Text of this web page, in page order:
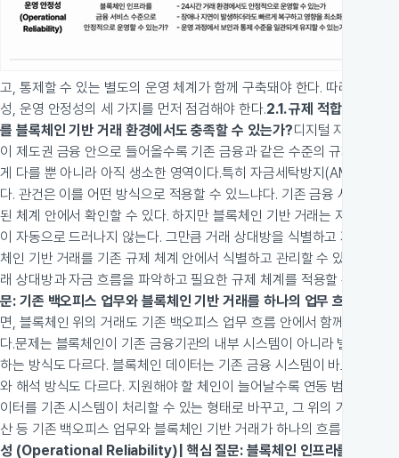
고, 통제할 수 있는 별도의 운영 체계가 함께 구축돼야 한다. 따라서 금
성, 운영 안정성의 세 가지를 먼저 점검해야 한다.2.1. 규제 적합성
를 블록체인 기반 거래 환경에서도 충족할 수 있는가?디지털 자산 인프
이 제도권 금융 안으로 들어올수록 기존 금융과 같은 수준의 규제 의무
게 다를 뿐 아니라 아직 생소한 영역이다.특히 자금세탁방지(AML), 이상
다. 관건은 이를 어떤 방식으로 적용할 수 있느냐다. 기존 금융 시스템
된 체계 안에서 확인할 수 있다. 하지만 블록체인 기반 거래는 지갑 주
이 자동으로 드러나지 않는다. 그만큼 거래 상대방을 식별하고 자금 흐
체인 기반 거래를 기존 규제 체계 안에서 식별하고 관리할 수 있는 형태
래 상대방과 자금 흐름을 파악하고 필요한 규제 체계를 적용할 수 있어야
문: 기존 백오피스 업무와 블록체인 기반 거래를 하나의 업무 흐름 안에
면, 블록체인 위의 거래도 기존 백오피스 업무 흐름 안에서 함께 처리돼
다.문제는 블록체인이 기존 금융기관의 내부 시스템이 아니라 별도의
하는 방식도 다르다. 블록체인 데이터는 기존 금융 시스템이 바로 읽고
와 해석 방식도 다르다. 지원해야 할 체인이 늘어날수록 연동 범위는 넓
이터를 기존 시스템이 처리할 수 있는 형태로 바꾸고, 그 위의 거래를
산 등 기존 백오피스 업무와 블록체인 기반 거래가 하나의 흐름 안에서
성 (Operational Reliability) | 핵심 질문: 블록체인 인프라를 금융